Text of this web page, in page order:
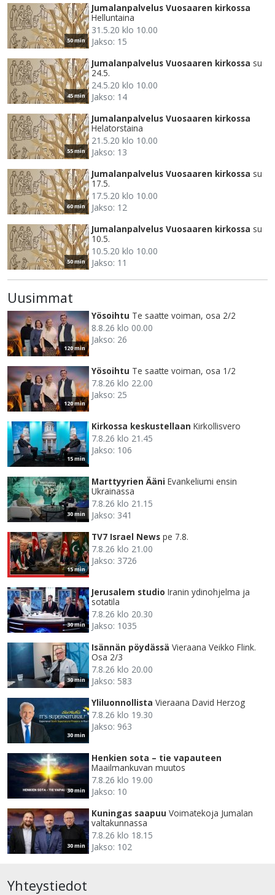
50 min
Jumalanpalvelus Vuosaaren kirkossa
Helluntaina
31.5.20 klo 10.00
Jakso: 15
45 min
Jumalanpalvelus Vuosaaren kirkossa su
24.5.
24.5.20 klo 10.00
Jakso: 14
55 min
Jumalanpalvelus Vuosaaren kirkossa
Helatorstaina
21.5.20 klo 10.00
Jakso: 13
60 min
Jumalanpalvelus Vuosaaren kirkossa su
17.5.
17.5.20 klo 10.00
Jakso: 12
50 min
Jumalanpalvelus Vuosaaren kirkossa su
10.5.
10.5.20 klo 10.00
Jakso: 11
Uusimmat
120 min
Yösoihtu Te saatte voiman, osa 2/2
8.8.26 klo 00.00
Jakso: 26
120 min
Yösoihtu Te saatte voiman, osa 1/2
7.8.26 klo 22.00
Jakso: 25
15 min
Kirkossa keskustellaan Kirkollisvero
7.8.26 klo 21.45
Jakso: 106
30 min
Marttyyrien Ääni Evankeliumi ensin
Ukrainassa
7.8.26 klo 21.15
Jakso: 341
15 min
TV7 Israel News pe 7.8.
7.8.26 klo 21.00
Jakso: 3726
30 min
Jerusalem studio Iranin ydinohjelma ja
sotatila
7.8.26 klo 20.30
Jakso: 1035
30 min
Isännän pöydässä Vieraana Veikko Flink.
Osa 2/3
7.8.26 klo 20.00
Jakso: 583
30 min
Yliluonnollista Vieraana David Herzog
7.8.26 klo 19.30
Jakso: 963
30 min
Henkien sota – tie vapauteen
Maailmankuvan muutos
7.8.26 klo 19.00
Jakso: 10
30 min
Kuningas saapuu Voimatekoja Jumalan
valtakunnassa
7.8.26 klo 18.15
Jakso: 102
Yhteystiedot